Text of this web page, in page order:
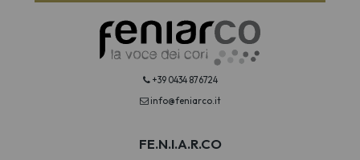
+39 0434 876724
info@feniarco.it
FE.N.I.A.R.CO